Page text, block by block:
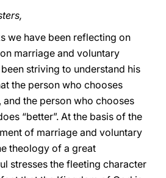
we have been reflecting on
marriage and voluntary
striving to understand his
the person who chooses
and the person who chooses
“better”. At the basis of the
of marriage and voluntary
theology of a great
stresses the fleeting character